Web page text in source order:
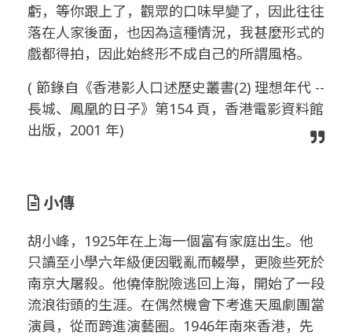
虧，等你跟上了，觀眾的口味早變了，因此往往
落在人家後面，也因為這種情況，我甚麼形式的
戲都得拍，因此始終形不成自己的所謂風格。
( 節錄自《香港影人口述歷史叢書(2) 理想年代 --
長城、鳳凰的日子》第154 頁，香港電影資料館
出版，2001 年)
小傳
胡小峰，1925年在上海一個富有家庭出生。他
只讀至小學六年級便因戰亂而輟學，更險些死於
南京大屠殺。他僥倖脫險逃回上海，開始了一段
流浪街頭的生涯。在偶然機會下考進天風劇團當
演員，從而跨進演藝圈。1946年南來香港，先